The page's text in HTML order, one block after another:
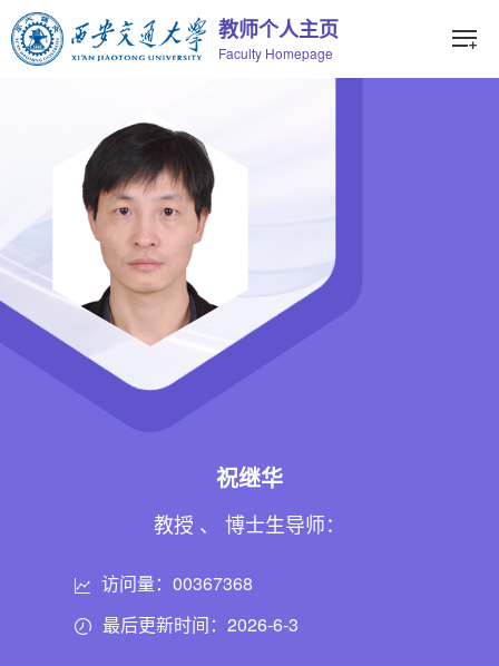
教师个人主页
Faculty Homepage
祝继华
教授 、 博士生导师：
访问量：00367368
最后更新时间：2026-6-3